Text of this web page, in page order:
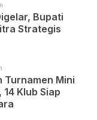
Bupati
Strategis
Turnamen Mini
Klub Siap